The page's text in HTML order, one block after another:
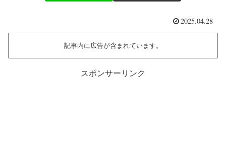
2025.04.28
記事内に広告が含まれています。
スポンサーリンク